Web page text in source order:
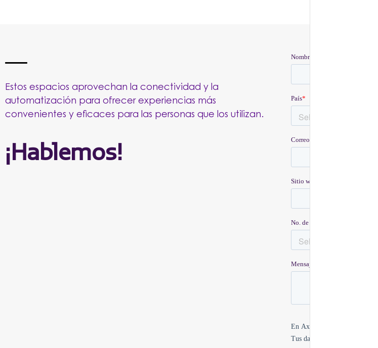
Estos espacios aprovechan la conectividad y la
automatización para ofrecer experiencias más
convenientes y eficaces para las personas que los utilizan.
¡Hablemos!